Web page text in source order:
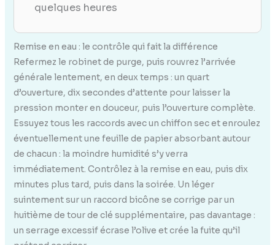
quelques heures
Remise en eau : le contrôle qui fait la différence
Refermez le robinet de purge, puis rouvrez l’arrivée
générale lentement, en deux temps : un quart
d’ouverture, dix secondes d’attente pour laisser la
pression monter en douceur, puis l’ouverture complète.
Essuyez tous les raccords avec un chiffon sec et enroulez
éventuellement une feuille de papier absorbant autour
de chacun : la moindre humidité s’y verra
immédiatement. Contrôlez à la remise en eau, puis dix
minutes plus tard, puis dans la soirée. Un léger
suintement sur un raccord bicône se corrige par un
huitième de tour de clé supplémentaire, pas davantage :
un serrage excessif écrase l’olive et crée la fuite qu’il